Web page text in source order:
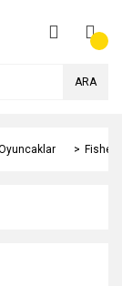
ARA
Fisher